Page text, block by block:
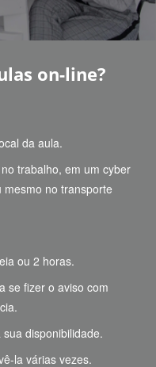
on-line?
da aula.
trabalho, em um cyber
no transporte
ou 2 horas.
se fizer o aviso com
disponibilidade.
la várias vezes.